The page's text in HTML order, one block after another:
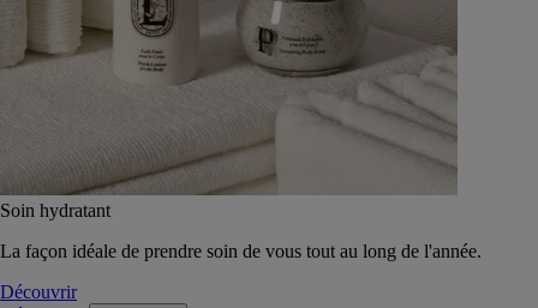
Soin hydratant
La façon idéale de prendre soin de vous tout au long de l'année.
Découvrir